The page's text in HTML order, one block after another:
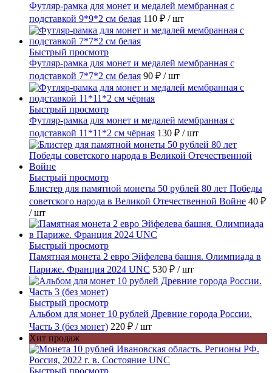
Футляр-рамка для монет и медалей мембранная с
подставкой 9*9*2 см белая 110 ₽ / шт
Быстрый просмотр
Футляр-рамка для монет и медалей мембранная с
подставкой 7*7*2 см белая 90 ₽ / шт
Быстрый просмотр
Футляр-рамка для монет и медалей мембранная с
подставкой 11*11*2 см чёрная 130 ₽ / шт
Быстрый просмотр
Блистер для памятной монеты 50 рублей 80 лет Победы
советского народа в Великой Отечественной Войне 40 ₽
/ шт
Быстрый просмотр
Памятная монета 2 евро Эйфелева башня. Олимпиада в
Париже. Франция 2024 UNC 530 ₽ / шт
Быстрый просмотр
Альбом для монет 10 рублей Древние города России.
Часть 3 (без монет) 220 ₽ / шт
Хит продаж
Быстрый просмотр